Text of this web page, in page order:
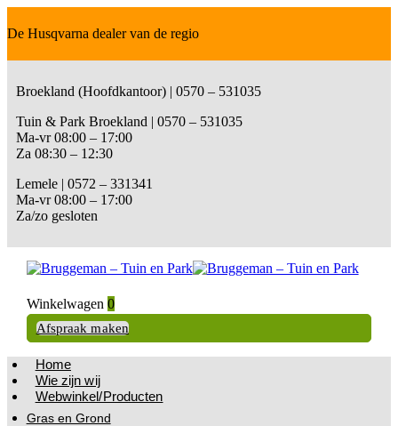
De Husqvarna dealer van de regio
Broekland (Hoofdkantoor) | 0570 – 531035
Tuin & Park Broekland | 0570 – 531035
Ma-vr 08:00 – 17:00
Za 08:30 – 12:30
Lemele | 0572 – 331341
Ma-vr 08:00 – 17:00
Za/zo gesloten
Winkelwagen 0
Afspraak maken
Home
Wie zijn wij
Webwinkel/Producten
Gras en Grond